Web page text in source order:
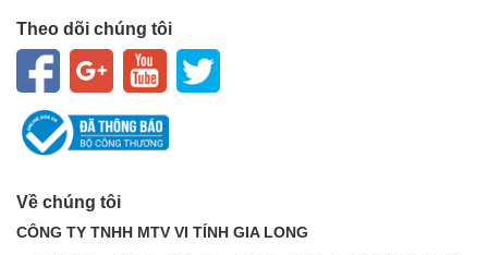
Theo dõi chúng tôi
Về chúng tôi
CÔNG TY TNHH MTV VI TÍNH GIA LONG